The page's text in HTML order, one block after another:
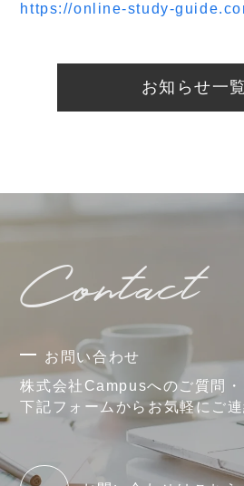
https://online-study-
お知らせ一
Contact
お問い合わせ
株式会社Campusへのご質問・
下記フォームからお気軽にご